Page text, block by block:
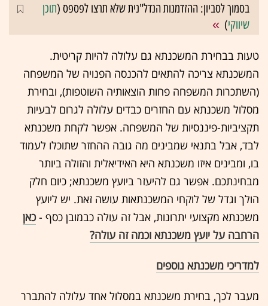
בסמוך לסביון: ההזדמנות הנדל"נית שלא תרצו לפספס (תוכן
שיווקי)
טעות בבחירת המשכנתא גם עלולה להיות קריטית.
המשכנתא צריכה להתאים להכנסה הפנויה של המשפחה
(השתכרות המשפחה פחות הוצאותיה השוטפות), ובחירת
מסלול משכנתא עם החזרים כבדים עלולה לגרום לבעיות
תקציביות-פיננסיות של המשפחה. אפשר לקחת משכנתא
לבד, אבל בתנאי שמבינים מה גובה ההחזר שתוכלו לעמוד
בו, ומבינים איזו משכנתא היא האידיאלית והזולה ביותר
מבחינתכם. אפשר גם להיעזר ביועץ משכנתא; כיום חלק
הולך וגדל של לוקחי המשכנתאות עושה זאת. יש ליועץ
משכנתא מקצועי יתרונות, אבל זה עולה כבמובן כסף -כאן
הרחבה על יועץ משכנתא וכמה זה עולה?
למדריכי משכנתא נוספים
מעבר לכך, בחירת משכנתא במסלול אחד עלולה להתברר